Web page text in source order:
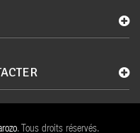
. Tous droits réservés.